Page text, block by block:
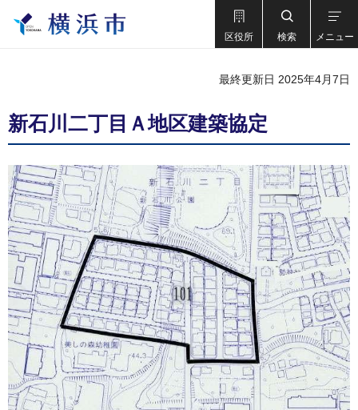
区役所 検索 メニュー
最終更新日 2025年4月7日
新石川二丁目Ａ地区建築協定